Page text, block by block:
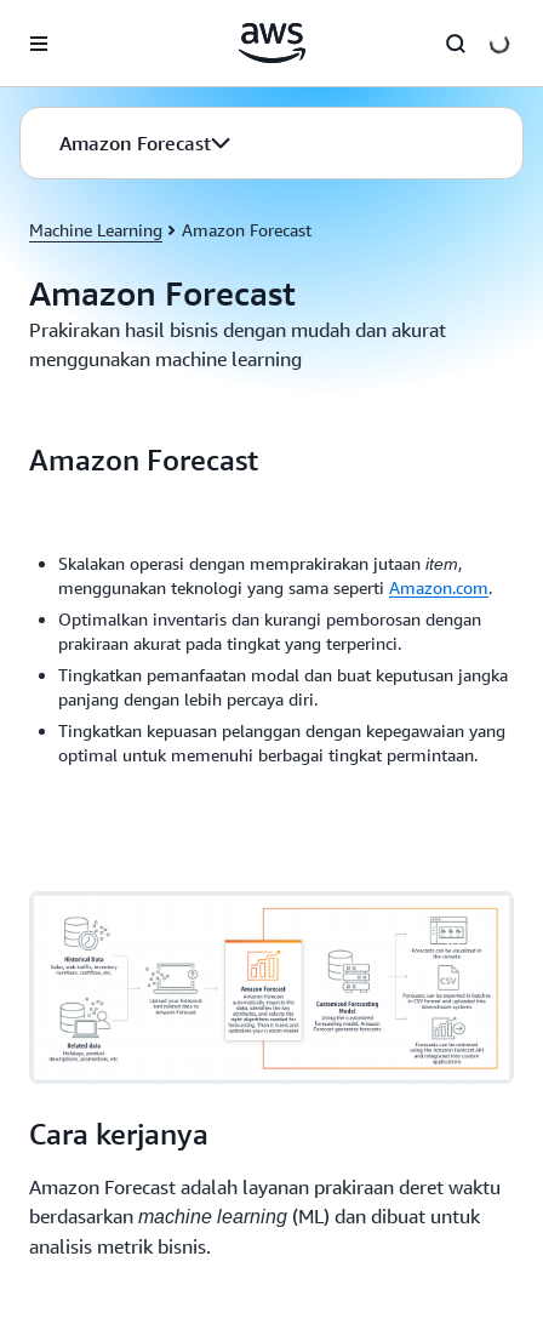
Amazon Forecast
Machine Learning Amazon Forecast
Amazon Forecast
Prakirakan hasil bisnis dengan mudah dan akurat
menggunakan machine learning
Amazon Forecast
Skalakan operasi dengan memprakirakan jutaan item,
menggunakan teknologi yang sama seperti Amazon.com.
Optimalkan inventaris dan kurangi pemborosan dengan
prakiraan akurat pada tingkat yang terperinci.
Tingkatkan pemanfaatan modal dan buat keputusan jangka
panjang dengan lebih percaya diri.
Tingkatkan kepuasan pelanggan dengan kepegawaian yang
optimal untuk memenuhi berbagai tingkat permintaan.
Cara kerjanya
Amazon Forecast adalah layanan prakiraan deret waktu
berdasarkan machine learning (ML) dan dibuat untuk
analisis metrik bisnis.